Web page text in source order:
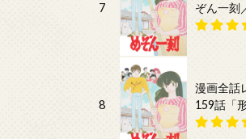
7
ぞん一刻
8
漫画全話
159話「